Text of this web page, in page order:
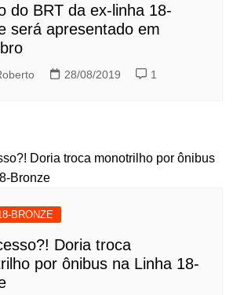
do BRT da ex-linha 18-
será apresentado em
28/08/2019 1
BRONZE
Doria troca
por ônibus na Linha 18-